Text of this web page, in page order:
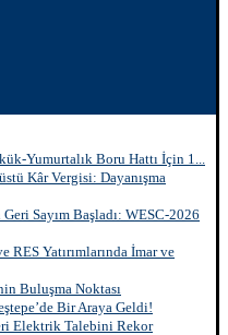
Yumurtalık Boru Hattı İçin 1...
Kâr Vergisi: Dayanışma
Sayım Başladı: WESC-2026
Yatırımlarında İmar ve
Buluşma Noktası
Bir Araya Geldi!
Elektrik Talebini Rekor